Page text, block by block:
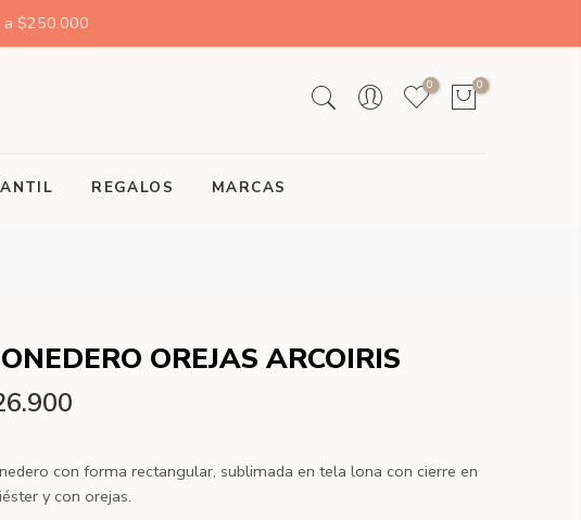
a $250.000
0 0
REGALOS MARCAS
OREJAS ARCOIRIS
con forma rectangular, sublimada en tela lona con cierre en
y con orejas.